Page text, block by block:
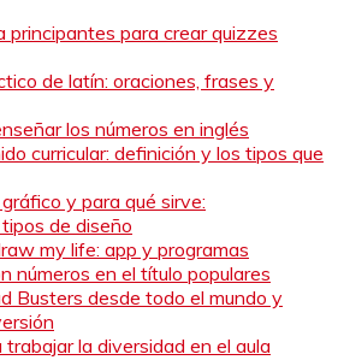
principantes para crear quizzes
de latín: oraciones, frases y
los números en inglés
curricular: definición y los tipos que
y para qué sirve:
de diseño
my life: app y programas
números en el título populares
Busters desde todo el mundo y
la diversidad en el aula